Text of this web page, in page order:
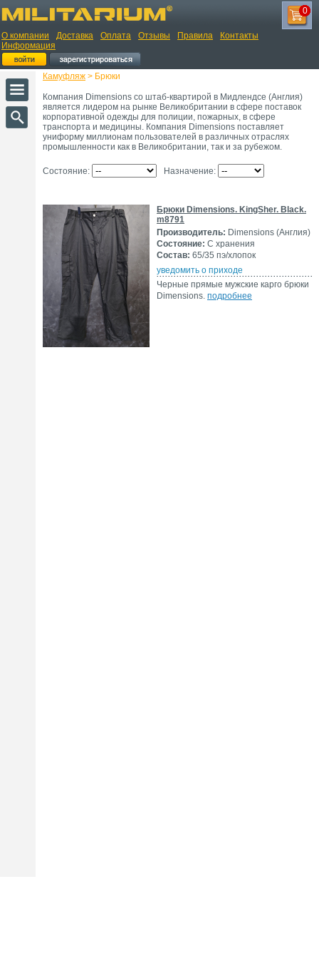
О компании Доставка Оплата Отзывы Правила
Контакты
Информация
0
Камуфляж > Брюки
Компания Dimensions со штаб-квартирой в Мидлендсе (Англия)
является лидером на рынке Великобритании в сфере поставок
корпоративной одежды для полиции, пожарных, в сфере
транспорта и медицины. Компания Dimensions поставляет
униформу миллионам пользователей в различных отраслях
промышленности как в Великобритании, так и за рубежом.
Состояние: Назначение:
Брюки Dimensions. KingSher. Black.
m8791
Производитель: Dimensions (Англия)
Состояние: С хранения
Состав: 65/35 пэ/хлопок
уведомить о приходе
Черные прямые мужские карго брюки
Dimensions. подробнее